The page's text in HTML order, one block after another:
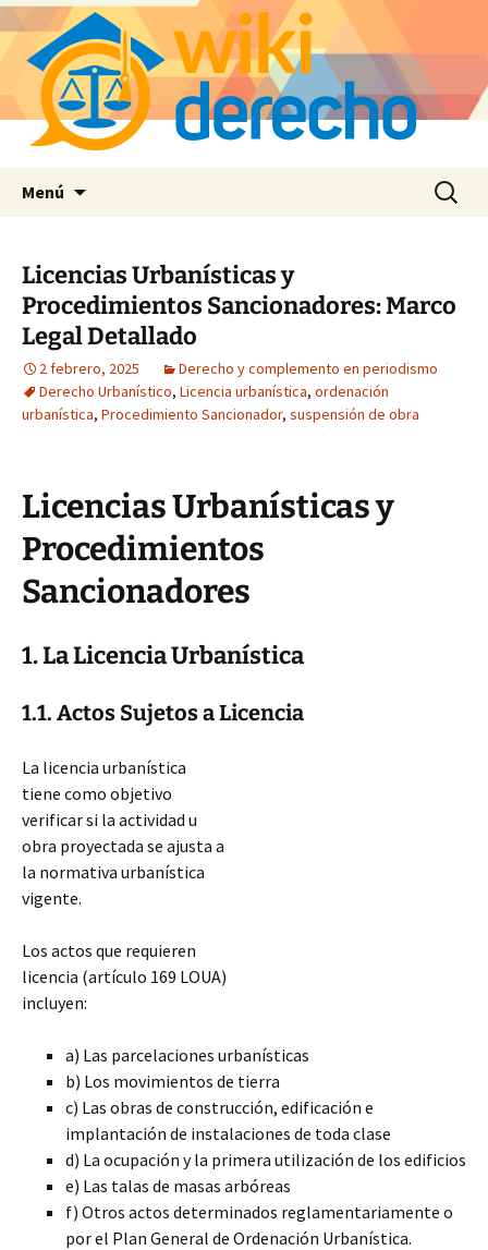
Menú Buscar:
Licencias Urbanísticas y
Procedimientos Sancionadores: Marco
Legal Detallado
2 febrero, 2025
Derecho y complemento en periodismo
Derecho Urbanístico, Licencia urbanística, ordenación
urbanística, Procedimiento Sancionador, suspensión de obra
Licencias Urbanísticas y
Procedimientos
Sancionadores
1. La Licencia Urbanística
1.1. Actos Sujetos a Licencia
La licencia urbanística
tiene como objetivo
verificar si la actividad u
obra proyectada se ajusta a
la normativa urbanística
vigente.
Los actos que requieren
licencia (artículo 169 LOUA)
incluyen:
a) Las parcelaciones urbanísticas
b) Los movimientos de tierra
c) Las obras de construcción, edificación e
implantación de instalaciones de toda clase
d) La ocupación y la primera utilización de los edificios
e) Las talas de masas arbóreas
f) Otros actos determinados reglamentariamente o
por el Plan General de Ordenación Urbanística.